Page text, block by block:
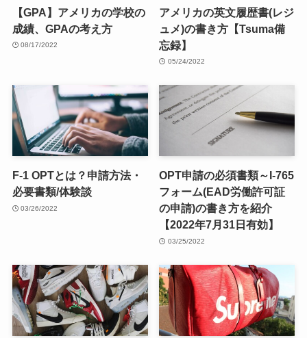
【GPA】アメリカの学校の
成績、GPAの考え方
08/17/2022
アメリカの英文履歴書(レジ
ュメ)の書き方【Tsuma備
忘録】
05/24/2022
F-1 OPTとは？申請方法・
必要書類/体験談
03/26/2022
OPT申請の必須書類～I-765
フォーム(EAD労働許可証
の申請)の書き方を紹介
【2022年7月31日有効】
03/25/2022